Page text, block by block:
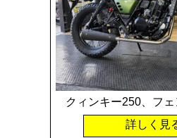
クィンキー250、フ
詳しく見